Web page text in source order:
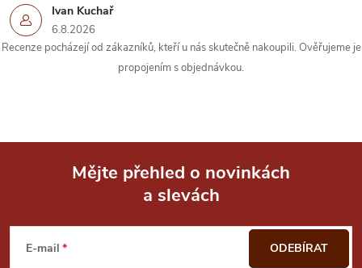
Ivan Kuchař
6.8.2026
Recenze pocházejí od zákazníků, kteří u nás skutečně nakoupili. Ověřujeme je
propojením s objednávkou.
Mějte přehled o novinkách
a slevách
E-mail ODEBÍRAT